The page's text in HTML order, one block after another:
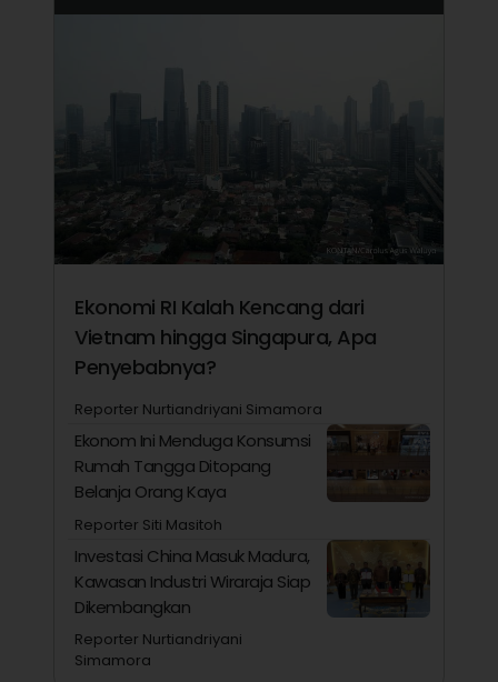
Ekonomi RI Kalah Kencang dari
Vietnam hingga Singapura, Apa
Penyebabnya?
Reporter Nurtiandriyani Simamora
Ekonom Ini Menduga Konsumsi
Rumah Tangga Ditopang
Belanja Orang Kaya
Reporter Siti Masitoh
Investasi China Masuk Madura,
Kawasan Industri Wiraraja Siap
Dikembangkan
Reporter Nurtiandriyani
Simamora